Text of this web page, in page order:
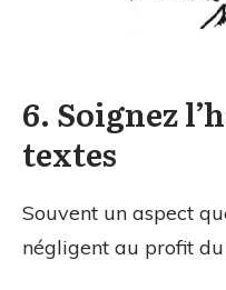
6. Soignez
textes
Souvent un aspect
négligent au profit du